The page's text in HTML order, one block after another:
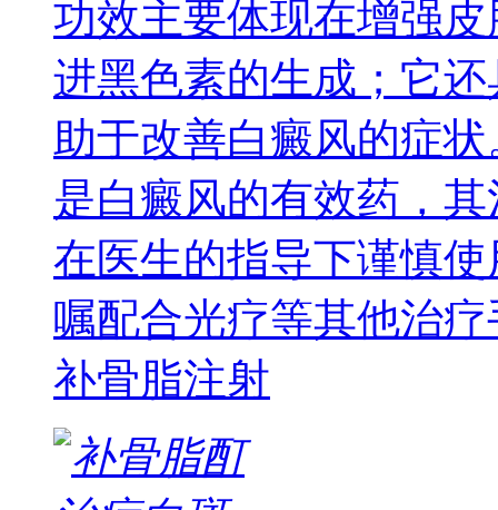
功效主要体现在增强
进黑色素的生成；它
助于改善白癜风的症
是白癜风的有效药，
在医生的指导下谨慎
嘱配合光疗等其他治
补骨脂注射